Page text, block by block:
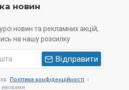
новин
новин та рекламних акцій,
на нашу розсилку
Відправити
Політика конфіденційності
і
умовами